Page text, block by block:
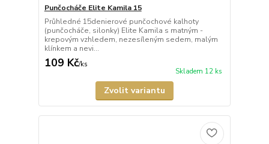
Punčocháče Elite Kamila 15
Průhledné 15denierové punčochové kalhoty
(punčocháče, silonky) Elite Kamila s matným -
krepovým vzhledem, nezesíleným sedem, malým
klínkem a nevi...
109 Kč/ks
Skladem 12 ks
Zvolit variantu